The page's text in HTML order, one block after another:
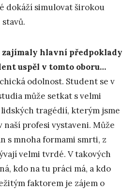
dokáží simulovat širokou
zajímaly hlavní předpoklady
uspěl v tomto oboru…
odolnost. Student se v
může setkat s velmi
tragédií, kterým jsme
naší profesi vystaveni. Může
s mnoha formami smrti, z
velmi tvrdé. V takových
kdo na tu práci má, a kdo
faktorem je zájem o